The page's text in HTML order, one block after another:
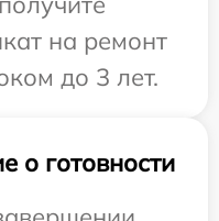
на ремонт
до 3 лет.
о готовности